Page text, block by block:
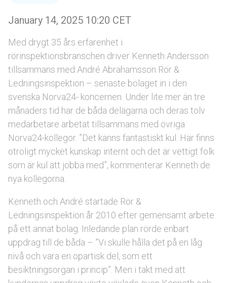
January 14, 2025 10:20 CET
Med drygt 35 års erfarenhet i
rörinspektionsbranschen driver Kenneth Andersson
tillsammans med André Abrahamsson Rör &
Ledningsinspektion – senaste bolaget in i den
svenska Norva24- koncernen. Under lite mer än tre
månaders tid har de båda delägarna och deras tolv
medarbetare arbetat tillsammans med övriga
Norva24-kollegor. ”Det känns fantastiskt kul. Här finns
otroligt mycket kunskap internt och det är vettigt folk
som är kul att jobba med”, kommenterar Kenneth de
nya kollegorna.
Kenneth och André startade Rör &
Ledningsinspektion år 2010 efter gemensamt arbete
på ett annat bolag. Inledande plan rörde enbart
uppdrag till de båda – ”Vi skulle hålla det på en låg
nivå och vara en opartisk del, som ett
besiktningsorgan i princip”. Men i takt med att